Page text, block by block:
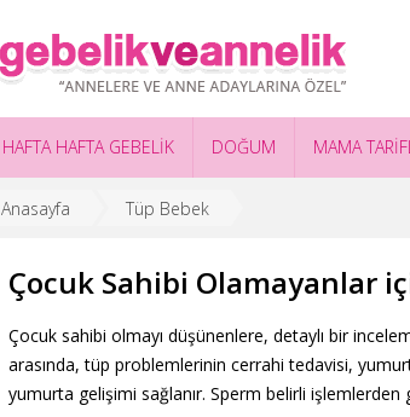
HAFTA HAFTA GEBELİK DOĞUM MAMA
Anasayfa Tüp Bebek
Çocuk Sahibi Olamayanlar
Çocuk sahibi olmayı düşünenlere, detaylı bir
arasında, tüp problemlerinin cerrahi tedavisi,
yumurta gelişimi sağlanır. Sperm belirli işlemlerden